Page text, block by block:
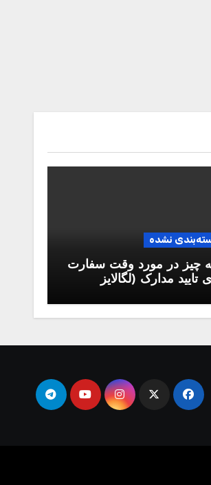
نشده
چیز در مورد وقت سفارت
تایید مدارک (لگالایز